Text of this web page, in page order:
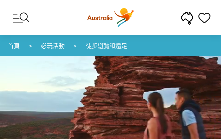
跳至內容
跳至頁尾導覽
首頁 必玩活動 徒步遊覽和遠足